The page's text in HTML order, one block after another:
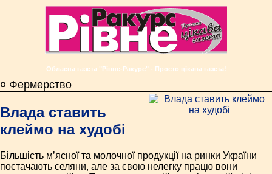
Обласна газета "Рівне-Ракурс" - Просто цікава газета!
¤ Фермерство
Влада ставить
клеймо на худобі
Більшість м’ясної та молочної продукції на ринки України
постачають селяни, але за свою нелегку працю вони